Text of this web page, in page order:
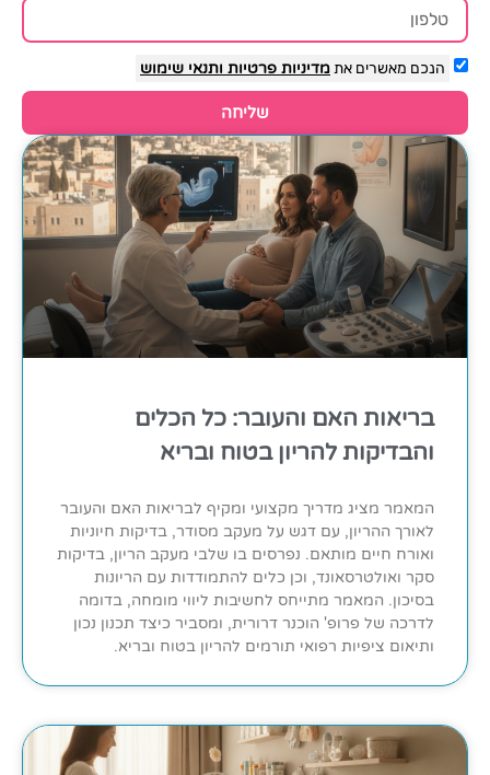
הנכם מאשרים אתמדיניות פרטיות ותנאי שימוש
שליחה
בריאות האם והעובר: כל הכלים
והבדיקות להריון בטוח ובריא
המאמר מציג מדריך מקצועי ומקיף לבריאות האם והעובר
לאורך ההריון, עם דגש על מעקב מסודר, בדיקות חיוניות
ואורח חיים מותאם. נפרסים בו שלבי מעקב הריון, בדיקות
סקר ואולטרסאונד, וכן כלים להתמודדות עם הריונות
בסיכון. המאמר מתייחס לחשיבות ליווי מומחה, בדומה
לדרכה של פרופ' הוכנר דרורית, ומסביר כיצד תכנון נכון
ותיאום ציפיות רפואי תורמים להריון בטוח ובריא.